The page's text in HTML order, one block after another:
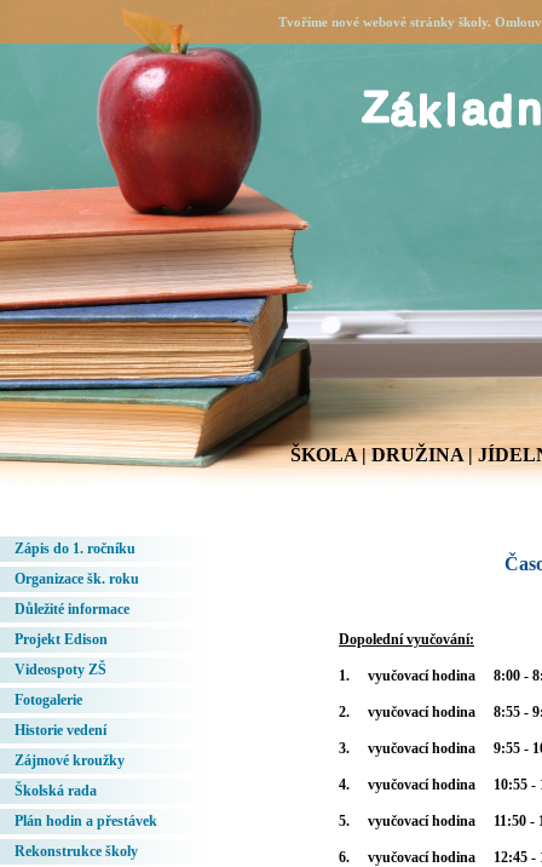
Tvoříme nové webové stránky školy.
ŠKOLA|DRUŽINA|
Zápis do 1. ročníku
Organizace šk. roku
Důležité informace
Projekt Edison
Videospoty ZŠ
Fotogalerie
Historie vedení
Zájmové kroužky
Školská rada
Plán hodin a přestávek
Rekonstrukce školy
Dopolední vyučování:
1. vyučovací hodina 8:00 -
2. vyučovací hodina 8:55 -
3. vyučovací hodina 9:55 -
4. vyučovací hodina 10:55 -
5. vyučovací hodina 11:50 -
6. vyučovací hodina 12:45 -